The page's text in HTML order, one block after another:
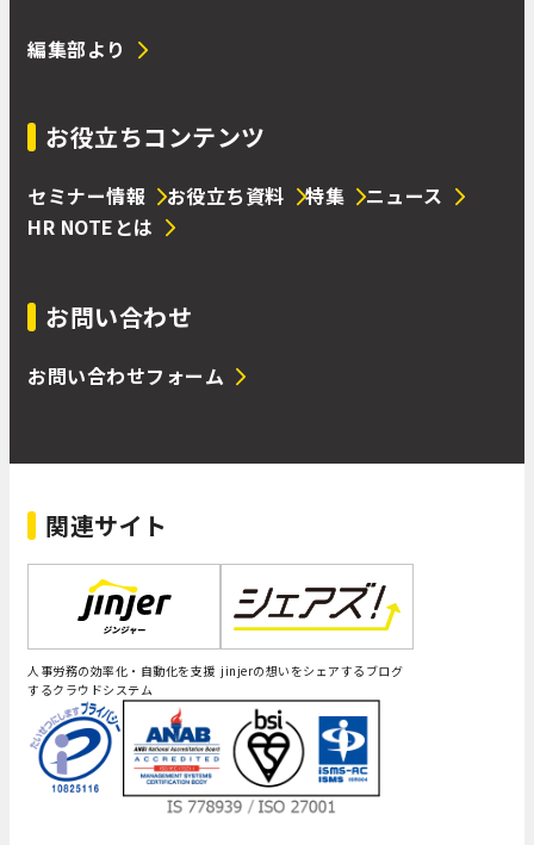
編集部より
お役立ちコンテンツ
セミナー情報 お役立ち資料 特集
ニュース
HR NOTEとは
お問い合わせ
お問い合わせフォーム
関連サイト
人事労務の効率化・自動化を支援
するクラウドシステム
jinjerの想いをシェアするブログ